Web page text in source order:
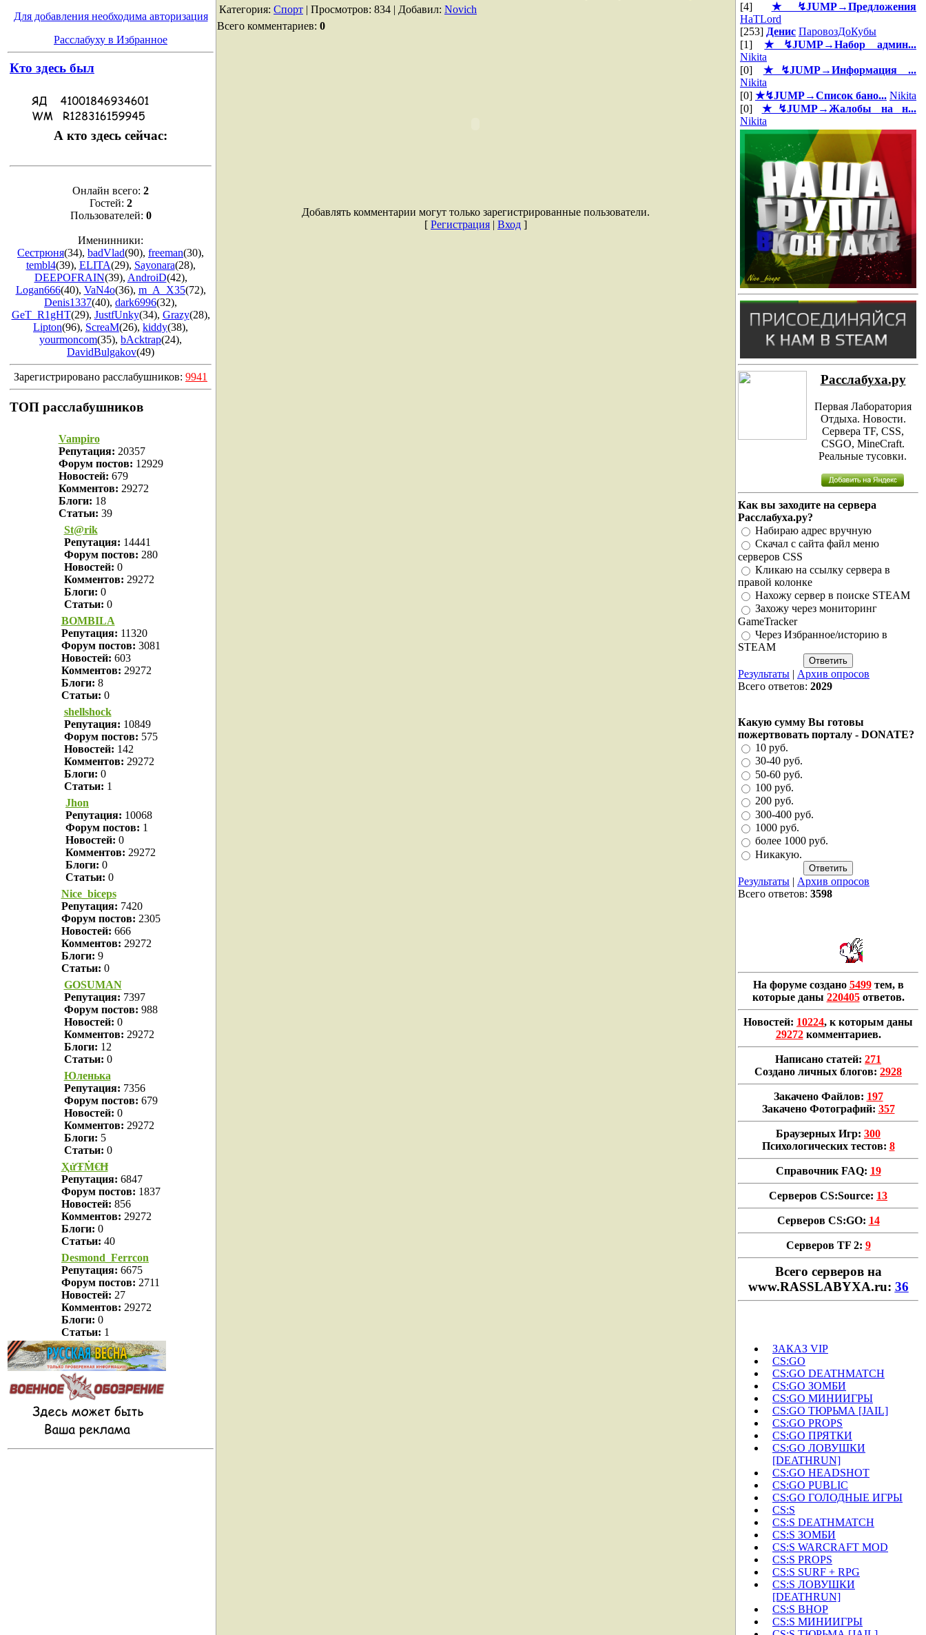
Для добавления необходима авторизация
Расслабуху в Избранное
Кто здесь был
А кто здесь сейчас:
Онлайн всего: 2
Гостей: 2
Пользователей: 0
Именинники:
Сестрюня(34), badVlad(90), freeman(30),
tembl4(39), ELITA(29), Sayonara(28),
DEEPOFRAIN(39), AndroiD(42),
Logan666(40), VaN4o(36), m_A_X35(72),
Denis1337(40), dark6996(32),
GeT_R1gHT(29), JustfUnky(34), Grazy(28),
Lipton(96), ScreaM(26), kiddy(38),
yourmoncom(35), bAcktrap(24),
DavidBulgakov(49)
Зарегистрировано расслабушников: 9941
ТОП расслабушников
Vampiro
Репутация: 20357
Форум постов: 12929
Новостей: 679
Комментов: 29272
Блоги: 18
Статьи: 39
St@rik
Репутация: 14441
Форум постов: 280
Новостей: 0
Комментов: 29272
Блоги: 0
Статьи: 0
BOMBILA
Репутация: 11320
Форум постов: 3081
Новостей: 603
Комментов: 29272
Блоги: 8
Статьи: 0
shellshock
Репутация: 10849
Форум постов: 575
Новостей: 142
Комментов: 29272
Блоги: 0
Статьи: 1
Jhon
Репутация: 10068
Форум постов: 1
Новостей: 0
Комментов: 29272
Блоги: 0
Статьи: 0
Nice_biceps
Репутация: 7420
Форум постов: 2305
Новостей: 666
Комментов: 29272
Блоги: 9
Статьи: 0
GOSUMAN
Репутация: 7397
Форум постов: 988
Новостей: 0
Комментов: 29272
Блоги: 12
Статьи: 0
Юленька
Репутация: 7356
Форум постов: 679
Новостей: 0
Комментов: 29272
Блоги: 5
Статьи: 0
ҲửŦṀ€Ħ
Репутация: 6847
Форум постов: 1837
Новостей: 856
Комментов: 29272
Блоги: 0
Статьи: 40
Desmond_Ferrcon
Репутация: 6675
Форум постов: 2711
Новостей: 27
Комментов: 29272
Блоги: 0
Статьи: 1
Категория: Спорт | Просмотров: 834 | Добавил: Novich
Всего комментариев: 0
Добавлять комментарии могут только зарегистрированные пользователи.
[ Регистрация | Вход ]
[4] ★↯JUMP→Предложения
HaTLord
[253] Денис ПаровозДоКубы
[1]★↯JUMP→Набор админ...
Nikita
[0] ★↯JUMP→Информация ...
Nikita
[0] ★↯JUMP→Список бано... Nikita
[0] ★↯JUMP→Жалобы на н...
Nikita
Расслабуха.ру
Первая Лаборатория
Отдыха. Новости.
Сервера TF, CSS,
CSGO, MineCraft.
Реальные тусовки.
Как вы заходите на сервера
Расслабуха.ру?
Набираю адрес вручную
Скачал с сайта файл меню
серверов CSS
Кликаю на ссылку сервера в
правой колонке
Нахожу сервер в поиске STEAM
Захожу через мониторинг
GameTracker
Через Избранное/историю в
STEAM
Результаты | Архив опросов
Всего ответов: 2029
Какую сумму Вы готовы
пожертвовать порталу - DONATE?
10 руб.
30-40 руб.
50-60 руб.
100 руб.
200 руб.
300-400 руб.
1000 руб.
более 1000 руб.
Никакую.
Результаты | Архив опросов
Всего ответов: 3598
На форуме создано 5499тем, в
которые даны 220405ответов.
Новостей: 10224, к которым даны
29272комментариев.
Написано статей: 271
Создано личных блогов: 2928
Закачено Файлов: 197
Закачено Фотографий: 357
Браузерных Игр: 300
Психологических тестов: 8
Справочник FAQ: 19
Серверов CS:Source: 13
Серверов CS:GO: 14
Серверов TF 2: 9
Всего cерверов на
www.RASSLABYXA.ru: 36
ЗАКАЗ VIP
CS:GO
CS:GO DEATHMATCH
CS:GO ЗОМБИ
CS:GO МИНИИГРЫ
CS:GO ТЮРЬМА [JAIL]
CS:GO PROPS
CS:GO ПРЯТКИ
CS:GO ЛОВУШКИ
[DEATHRUN]
CS:GO HEADSHOT
CS:GO PUBLIC
CS:GO ГОЛОДНЫЕ ИГРЫ
CS:S
CS:S DEATHMATCH
CS:S ЗОМБИ
CS:S WARCRAFT MOD
CS:S PROPS
CS:S SURF + RPG
CS:S ЛОВУШКИ
[DEATHRUN]
CS:S BHOP
CS:S МИНИИГРЫ